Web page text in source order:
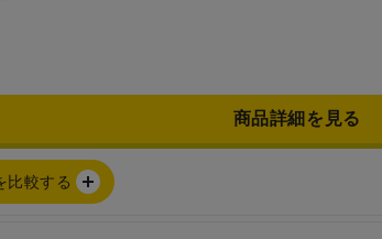
商品詳細を見る
比較する